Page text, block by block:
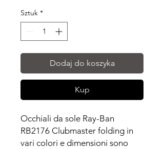
Sztuk *
Dodaj do koszyka
Kup
Occhiali da sole Ray-Ban
RB2176 Clubmaster folding in
vari colori e dimensioni sono